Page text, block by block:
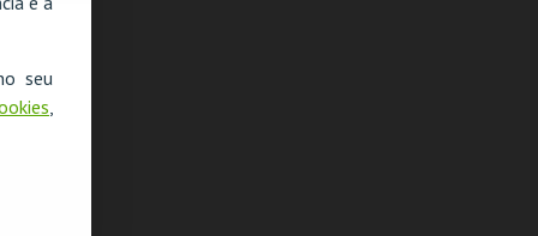
seu
,